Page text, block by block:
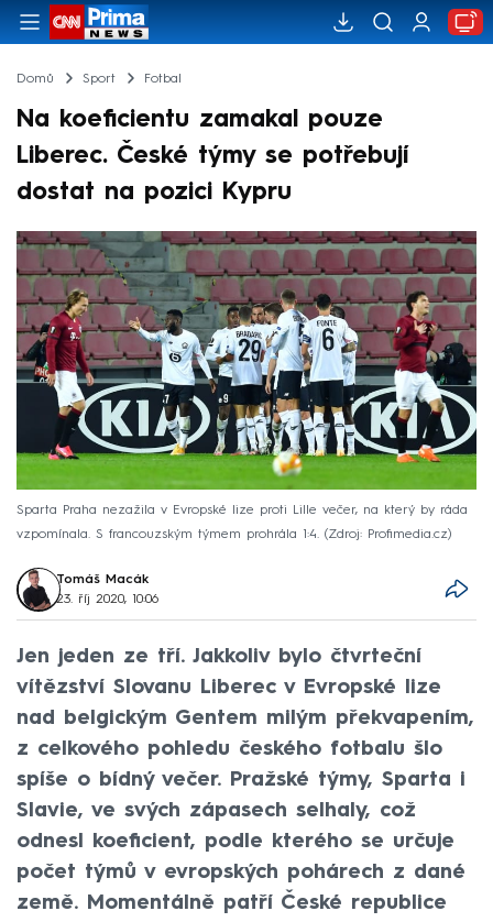
Domů Sport Fotbal
Na koeficientu zamakal pouze
Liberec. České týmy se potřebují
dostat na pozici Kypru
Sparta Praha nezažila v Evropské lize proti Lille večer, na který by ráda
vzpomínala. S francouzským týmem prohrála 1:4.
Zdroj: Profimedia.cz
Tomáš Macák
23. říj 2020, 10:06
Jen jeden ze tří. Jakkoliv bylo čtvrteční
vítězství Slovanu Liberec v Evropské lize
nad belgickým Gentem milým překvapením,
z celkového pohledu českého fotbalu šlo
spíše o bídný večer. Pražské týmy, Sparta i
Slavie, ve svých zápasech selhaly, což
odnesl koeficient, podle kterého se určuje
počet týmů v evropských pohárech z dané
země. Momentálně patří České republice